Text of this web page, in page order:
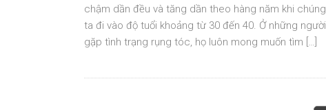
chậm dần đều và tăng dần theo hàng năm khi chúng
ta đi vào độ tuổi khoảng từ 30 đến 40. Ở những người
gặp tình trạng rụng tóc, họ luôn mong muốn tìm […]